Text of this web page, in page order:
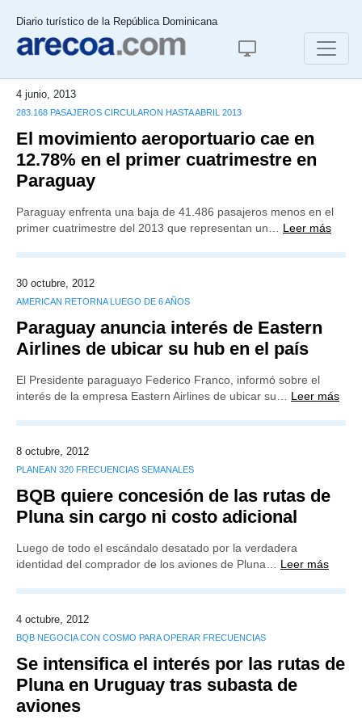
Diario turístico de la República Dominicana
4 junio, 2013
283.168 PASAJEROS CIRCULARON HASTA ABRIL 2013
El movimiento aeroportuario cae en
12.78% en el primer cuatrimestre en
Paraguay
Paraguay enfrenta una baja de 41.486 pasajeros menos en el
primer cuatrimestre del 2013 que representan un… Leer más
30 octubre, 2012
AMERICAN RETORNA LUEGO DE 6 AÑOS
Paraguay anuncia interés de Eastern
Airlines de ubicar su hub en el país
El Presidente paraguayo Federico Franco, informó sobre el
interés de la empresa Eastern Airlines de ubicar su… Leer más
8 octubre, 2012
PLANEAN 320 FRECUENCIAS SEMANALES
BQB quiere concesión de las rutas de
Pluna sin cargo ni costo adicional
Luego de todo el escándalo desatado por la verdadera
identidad del comprador de los aviones de Pluna… Leer más
4 octubre, 2012
BQB NEGOCIA CON COSMO PARA OPERAR FRECUENCIAS
Se intensifica el interés por las rutas de
Pluna en Uruguay tras subasta de
aviones